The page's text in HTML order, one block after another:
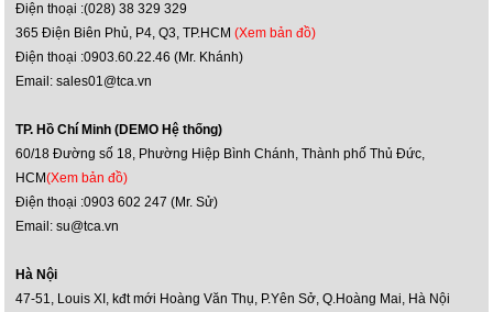
Điện thoại :(028) 38 329 329
365 Điện Biên Phủ, P4, Q3, TP.HCM(Xem bản đồ)
Điện thoại :0903.60.22.46 (Mr. Khánh)
Email: sales01@tca.vn
TP. Hồ Chí Minh (DEMO Hệ thống)
60/18 Đường số 18, Phường Hiệp Bình Chánh, Thành phố Thủ Đức,
HCM(Xem bản đồ)
Điện thoại :0903 602 247 (Mr. Sử)
Email: su@tca.vn
Hà Nội
47-51, Louis XI, kđt mới Hoàng Văn Thụ, P.Yên Sở, Q.Hoàng Mai, Hà Nội